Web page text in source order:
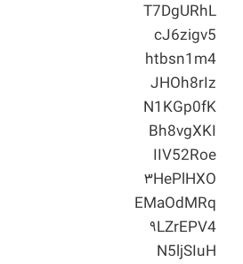
T7DgURhL
cJ6zigv5
htbsn1m4
JHOh8rIz
N1KGp0fK
Bh8vgXKI
IIV52Roe
۳HePlHXO
EMaOdMRq
۹LZrEPV4
N5ljSIuH